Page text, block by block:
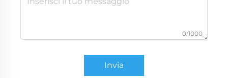
0/1000
Invia